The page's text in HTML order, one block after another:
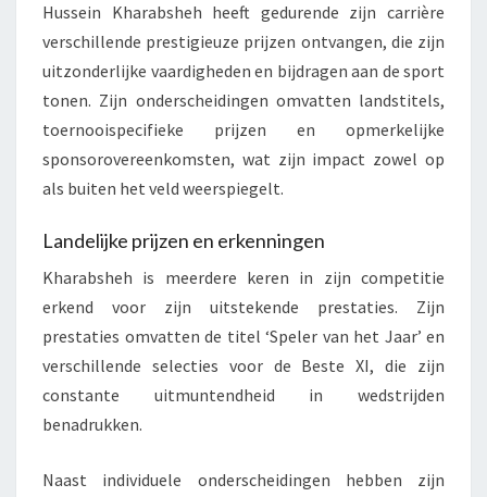
Hussein Kharabsheh heeft gedurende zijn carrière
verschillende prestigieuze prijzen ontvangen, die zijn
uitzonderlijke vaardigheden en bijdragen aan de sport
tonen. Zijn onderscheidingen omvatten landstitels,
toernooispecifieke prijzen en opmerkelijke
sponsorovereenkomsten, wat zijn impact zowel op
als buiten het veld weerspiegelt.
Landelijke prijzen en erkenningen
Kharabsheh is meerdere keren in zijn competitie
erkend voor zijn uitstekende prestaties. Zijn
prestaties omvatten de titel ‘Speler van het Jaar’ en
verschillende selecties voor de Beste XI, die zijn
constante uitmuntendheid in wedstrijden
benadrukken.
Naast individuele onderscheidingen hebben zijn